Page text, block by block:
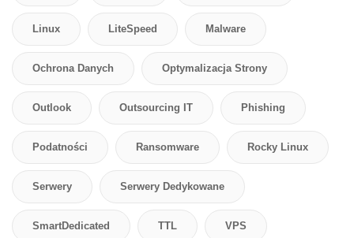
Linux LiteSpeed Malware
Ochrona Danych Optymalizacja Strony
Outlook Outsourcing IT Phishing
Podatności Ransomware Rocky Linux
Serwery Serwery Dedykowane
SmartDedicated TTL VPS